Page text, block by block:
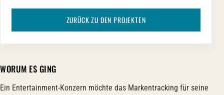
ZURÜCK ZU DEN PROJEKTEN
WORUM ES GING
Ein Entertainment-Konzern möchte das Markentracking für seine